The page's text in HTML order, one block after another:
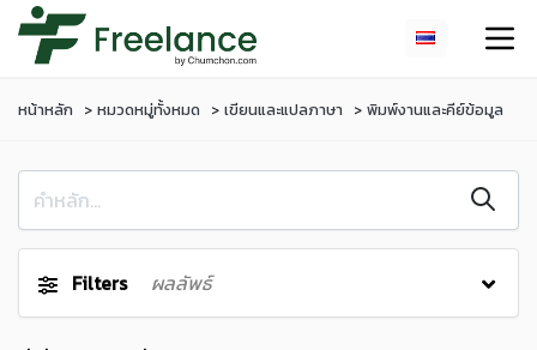
หน้าหลัก หมวดหมู่ทั้งหมด เขียนและแปลภาษา พิมพ์งานและคีย์ข้อมูล
Filters ผลลัพธ์